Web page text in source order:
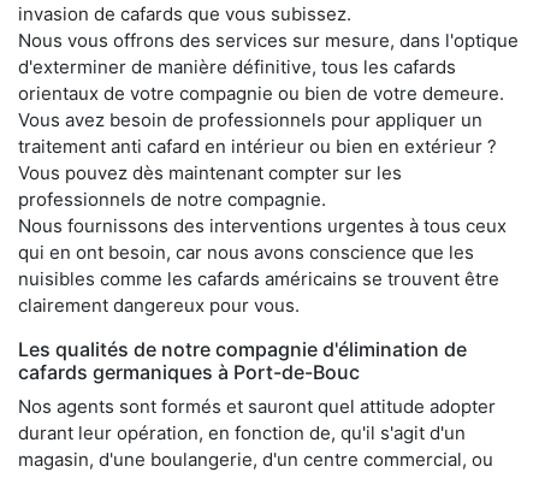
invasion de cafards que vous subissez.
Nous vous offrons des services sur mesure, dans l'optique
d'exterminer de manière définitive, tous les cafards
orientaux de votre compagnie ou bien de votre demeure.
Vous avez besoin de professionnels pour appliquer un
traitement anti cafard en intérieur ou bien en extérieur ?
Vous pouvez dès maintenant compter sur les
professionnels de notre compagnie.
Nous fournissons des interventions urgentes à tous ceux
qui en ont besoin, car nous avons conscience que les
nuisibles comme les cafards américains se trouvent être
clairement dangereux pour vous.
Les qualités de notre compagnie d'élimination de
cafards germaniques à Port-de-Bouc
Nos agents sont formés et sauront quel attitude adopter
durant leur opération, en fonction de, qu'il s'agit d'un
magasin, d'une boulangerie, d'un centre commercial, ou